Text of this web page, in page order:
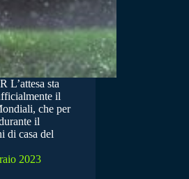
sta
il
che per
il
di casa del
2023